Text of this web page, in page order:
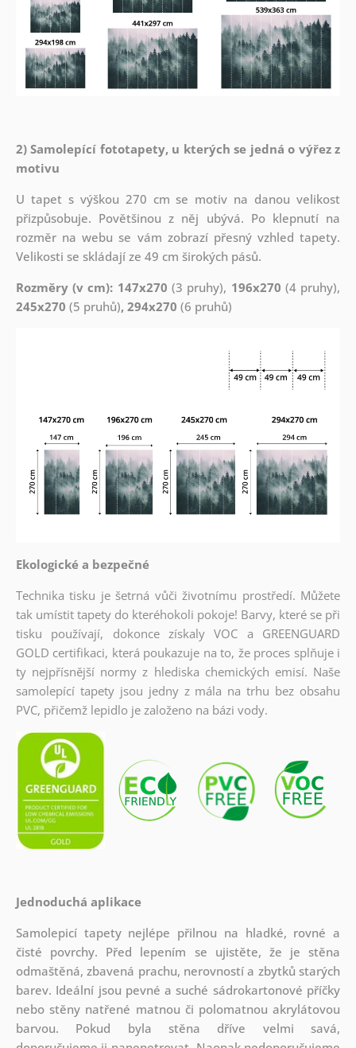
2) Samolepící fototapety, u kterých se jedná o výřez z
motivu
U tapet s výškou 270 cm se motiv na danou velikost
přizpůsobuje. Povětšinou z něj ubývá. Po klepnutí na
rozměr na webu se vám zobrazí přesný vzhled tapety.
Velikosti se skládají ze 49 cm širokých pásů.
Rozměry (v cm): 147x270 (3 pruhy), 196x270 (4 pruhy),
245x270 (5 pruhů), 294x270 (6 pruhů)
Ekologické a bezpečné
Technika tisku je šetrná vůči životnímu prostředí. Můžete
tak umístit tapety do kteréhokoli pokoje! Barvy, které se při
tisku používají, dokonce získaly VOC a GREENGUARD
GOLD certifikaci, která poukazuje na to, že proces splňuje i
ty nejpřísnější normy z hlediska chemických emisí. Naše
samolepící tapety jsou jedny z mála na trhu bez obsahu
PVC, přičemž lepidlo je založeno na bázi vody.
Jednoduchá aplikace
Samolepicí tapety nejlépe přilnou na hladké, rovné a
čisté povrchy. Před lepením se ujistěte, že je stěna
odmaštěná, zbavená prachu, nerovností a zbytků starých
barev. Ideální jsou pevné a suché sádrokartonové příčky
nebo stěny natřené matnou či polomatnou akrylátovou
barvou. Pokud byla stěna dříve velmi savá,